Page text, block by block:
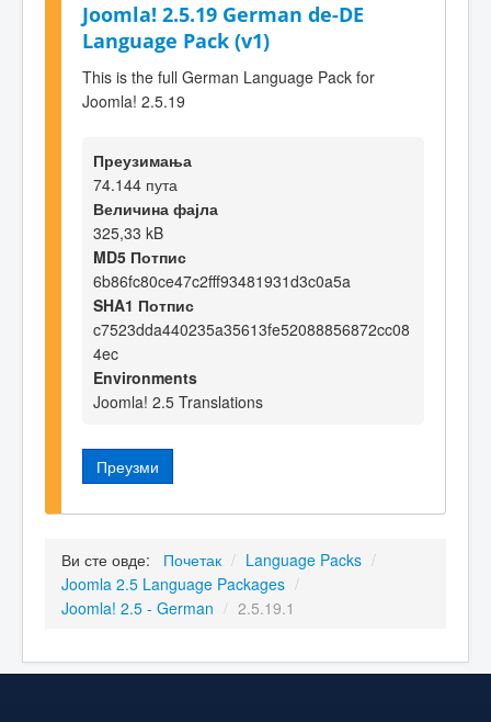
Joomla! 2.5.19 German de-DE
Language Pack (v1)
This is the full German Language Pack for
Joomla! 2.5.19
Преузимања
74.144 пута
Величина фајла
325,33 kB
MD5 Потпис
6b86fc80ce47c2fff93481931d3c0a5a
SHA1 Потпис
c7523dda440235a35613fe52088856872cc08
4ec
Environments
Joomla! 2.5 Translations
Преузми
Ви сте овде: Почетак / Language Packs /
Joomla 2.5 Language Packages /
Joomla! 2.5 - German / 2.5.19.1